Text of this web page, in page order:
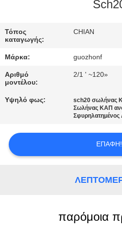
ΕΡΓΟΣΤΑΣΊΩΝ
ΠΟΙΟΤΙΚΌΣ
ΈΛΕΓΧΟΣ
ΜΑΣ
ΕΛΆΤΕ
ΕΠΑΦΉ
ΜΕ
Τόπος
καταγωγής:
CHIAN
Μάρκα: guozhonf
Αριθμό
μοντέλου:
2/1 ' ~120»
Υψηλό φως: sch20 σωλήνας
Σωλήνας ΚΑΠ
ΕΠΑΦΉ!
παρόμοια